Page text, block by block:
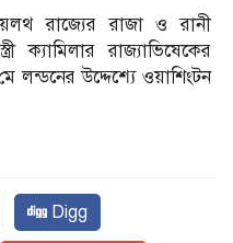
রাজ্যের রাজা ও রানী
ক্যামিলার রাজ্যাভিষেকের
লন্ডনের উদ্দেশ্যে ওয়াশিংটন
Digg